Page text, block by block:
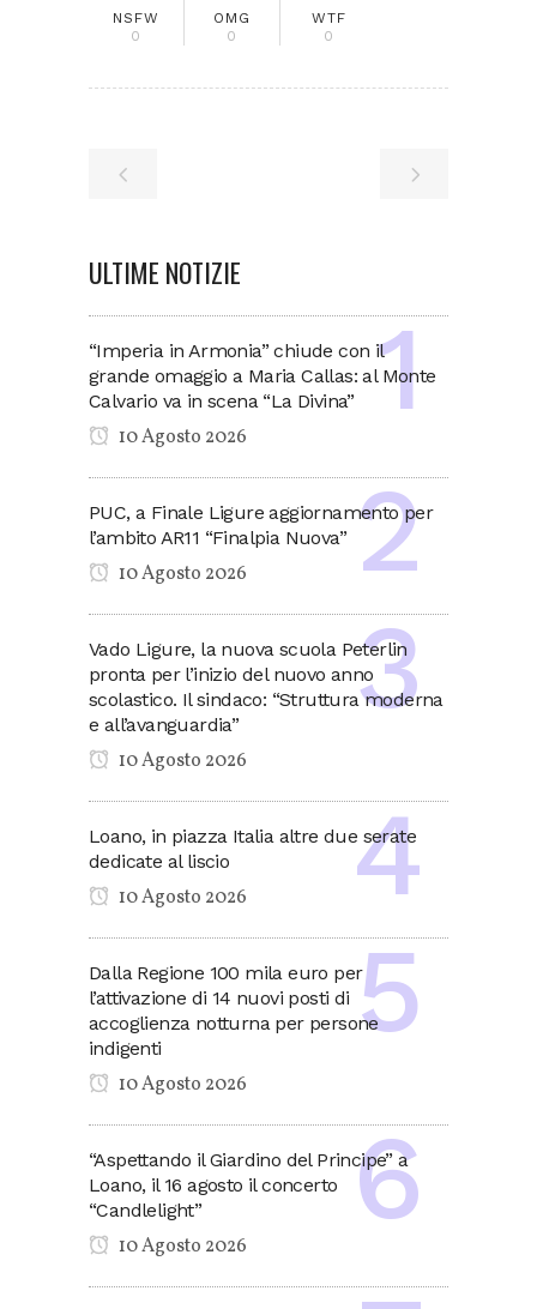
NSFW
0
OMG
0
WTF
0
ULTIME NOTIZIE
“Imperia in Armonia” chiude con il
grande omaggio a Maria Callas: al Monte
Calvario va in scena “La Divina”
10 Agosto 2026
PUC, a Finale Ligure aggiornamento per
l’ambito AR11 “Finalpia Nuova”
10 Agosto 2026
Vado Ligure, la nuova scuola Peterlin
pronta per l’inizio del nuovo anno
scolastico. Il sindaco: “Struttura moderna
e all’avanguardia”
10 Agosto 2026
Loano, in piazza Italia altre due serate
dedicate al liscio
10 Agosto 2026
Dalla Regione 100 mila euro per
l’attivazione di 14 nuovi posti di
accoglienza notturna per persone
indigenti
10 Agosto 2026
“Aspettando il Giardino del Principe” a
Loano, il 16 agosto il concerto
“Candlelight”
10 Agosto 2026